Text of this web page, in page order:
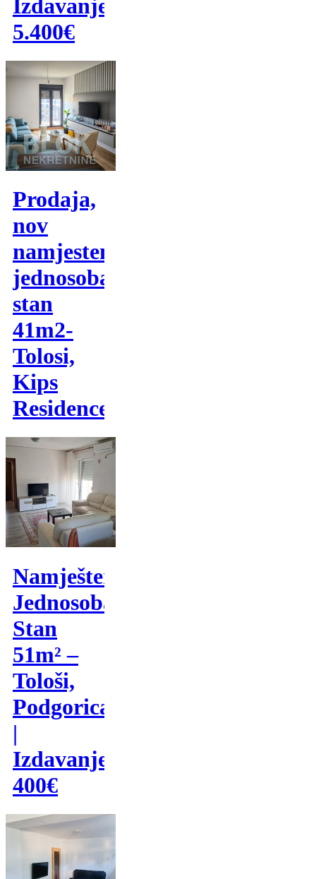
Izdavanje
5.400€
Prodaja,
nov
namjesten
jednosoban
stan
41m2-
Tolosi,
Kips
Residence
Namješten
Jednosoban
Stan
51m² –
Tološi,
Podgorica
|
Izdavanje
400€